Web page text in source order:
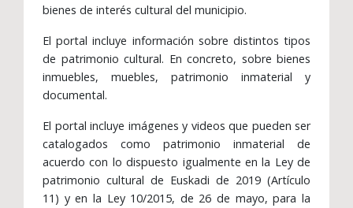
bienes de interés cultural del municipio.
El portal incluye información sobre distintos tipos
de patrimonio cultural. En concreto, sobre bienes
inmuebles, muebles, patrimonio inmaterial y
documental.
El portal incluye imágenes y videos que pueden ser
catalogados como patrimonio inmaterial de
acuerdo con lo dispuesto igualmente en la Ley de
patrimonio cultural de Euskadi de 2019 (Artículo
11) y en la Ley 10/2015, de 26 de mayo, para la